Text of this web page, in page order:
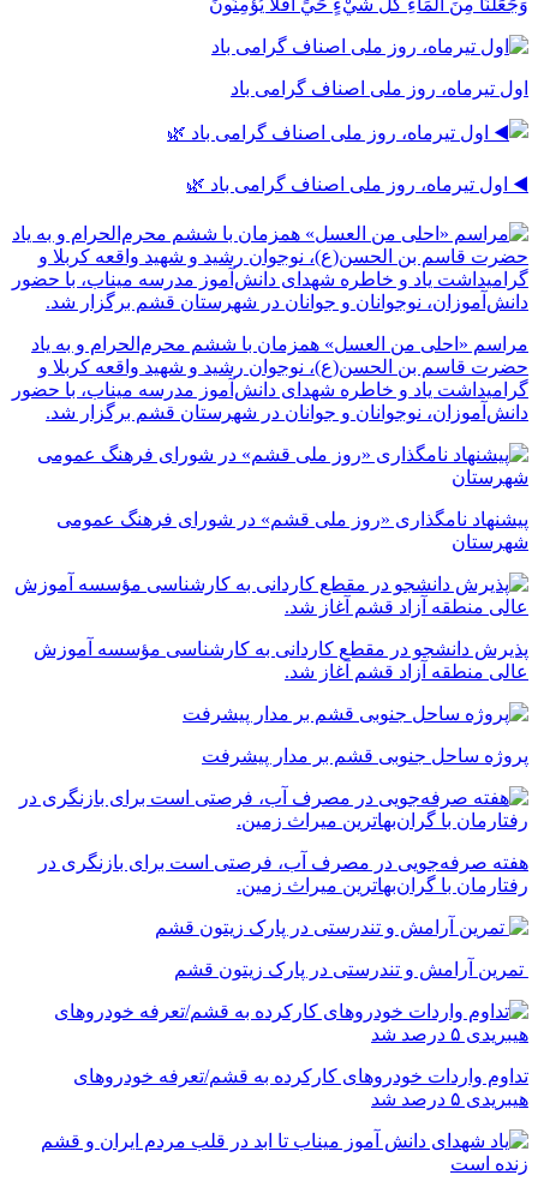
اول تیرماه، روز ملی اصناف گرامی باد
◀️ اول تیرماه، روز ملی اصناف گرامی باد 🌿
مراسم «احلی من العسل» همزمان با ششم محرم‌الحرام و به یاد
حضرت قاسم بن الحسن(ع)، نوجوان رشید و شهید واقعه کربلا و
گرامیداشت یاد و خاطره شهدای دانش‌آموز مدرسه میناب، با حضور
دانش‌آموزان، نوجوانان و جوانان در شهرستان قشم برگزار شد.
پیشنهاد نامگذاری «روز ملی قشم» در شورای فرهنگ عمومی
شهرستان
پذیرش دانشجو در مقطع کاردانی به کارشناسی مؤسسه آموزش
عالی منطقه آزاد قشم آغاز شد.
پروژه ساحل جنوبی قشم بر مدار پیشرفت
‌هفته صرفه‌جویی در مصرف آب، فرصتی است برای بازنگری در
رفتارمان با گران‌بهاترین میراث زمین.
تمرین آرامش و تندرستی در پارک زیتون قشم
تداوم واردات خودروهای کارکرده به قشم/تعرفه خودروهای
هیبریدی ۵ درصد شد